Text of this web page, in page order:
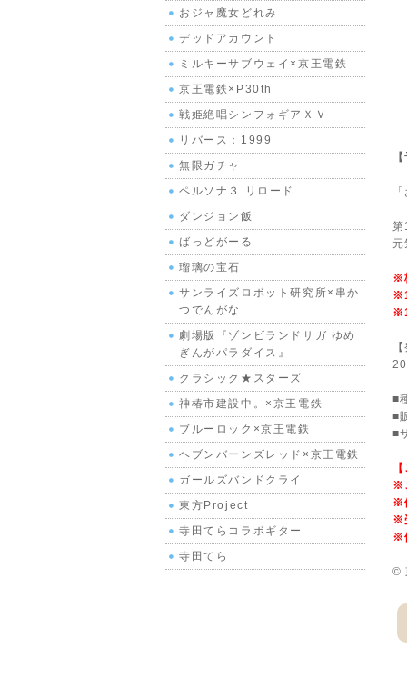
第
※
■
■
■
※
※
※
※
©
おジャ魔女どれみ
デッドアカウント
ミルキーサブウェイ×京王電鉄
京王電鉄×P30th
戦姫絶唱シンフォギアＸＶ
リバース：1999
無限ガチャ
ペルソナ３ リロード
ダンジョン飯
ばっどがーる
瑠璃の宝石
サンライズロボット研究所×串か
つでんがな
劇場版『ゾンビランドサガ ゆめ
ぎんがパラダイス』
クラシック★スターズ
神椿市建設中。×京王電鉄
ブルーロック×京王電鉄
ヘブンバーンズレッド×京王電鉄
ガールズバンドクライ
東方Project
寺田てらコラボギター
寺田てら